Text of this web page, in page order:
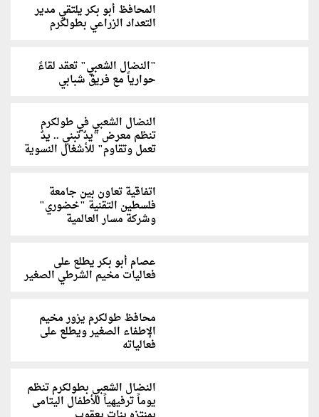
المحافظ أبو بكر يلتقي مدير
التعداد الزراعي بطولكرم
"النضال الشعبي" تعقد لقاءً
حوارياً مع فريق شبابي
النضال الشعبي في طولكرم
تنظم معرض "يدٌ تبني .. يدٌ
تعمل وتقاوم" للأشغال النسوية
اتفاقية تعاون بين جامعة
فلسطين التقنية "خضوري"
وشركة مسار العالمية
عصام أبو بكر يطلع على
فعاليات مخيم الشرطي الصغير
محافظ طولكرم يزور مخيم
الإطفاء الصغير ويطلع على
فعالياته
النضال الشعبي بطولكرم تنظم
يوماً ترفيهياً للأطفال اليتامى